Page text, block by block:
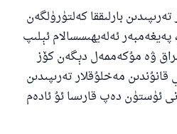
بارلىققا كەلتۈرۈلگەن
پەيغەمبەر ئەلەيھىسسالام ئېلىپ
ۋە مۇكەممەل دېگەن كۆز
قانۇندىن مەخلۇقلار تەرىپىدىن
ئۈستۈن دەپ قارىسا ئۇ ئادەم